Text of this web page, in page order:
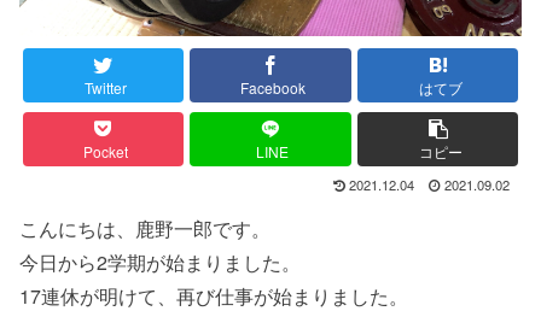
Twitter Facebook はてブ
Pocket LINE コピー
2021.12.04 2021.09.02
こんにちは、鹿野一郎です。
今日から2学期が始まりました。
17連休が明けて、再び仕事が始まりました。